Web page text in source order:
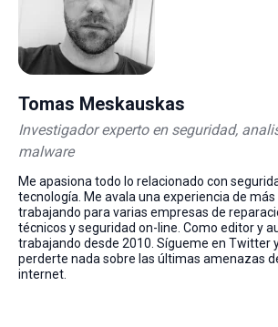
Tomas Meskauskas
Investigador experto en seguridad,
malware
Me apasiona todo lo relacionado con
tecnología. Me avala una experiencia de más
trabajando para varias empresas de
técnicos y seguridad on-line. Como editor y
trabajando desde 2010. Sígueme en Twitter
perderte nada sobre las últimas amenazas
internet.